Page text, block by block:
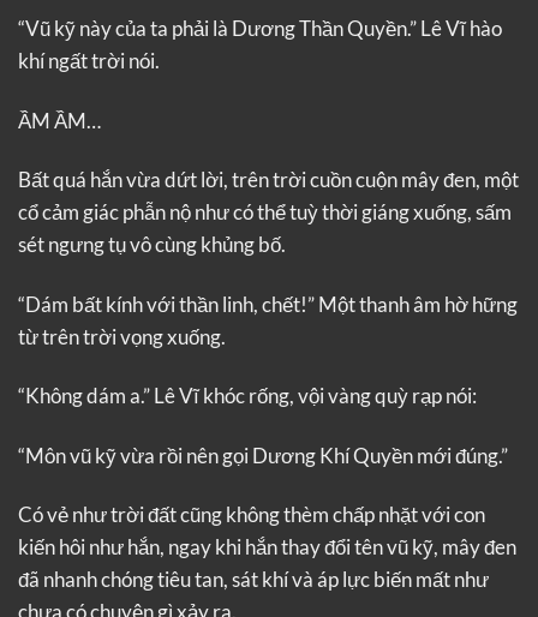
“Vũ kỹ này của ta phải là Dương Thần Quyền.” Lê Vĩ hào
khí ngất trời nói.
ẦM ẦM…
Bất quá hắn vừa dứt lời, trên trời cuồn cuộn mây đen, một
cổ cảm giác phẫn nộ như có thể tuỳ thời giáng xuống, sấm
sét ngưng tụ vô cùng khủng bố.
“Dám bất kính với thần linh, chết!” Một thanh âm hờ hững
từ trên trời vọng xuống.
“Không dám a.” Lê Vĩ khóc rống, vội vàng quỳ rạp nói:
“Môn vũ kỹ vừa rồi nên gọi Dương Khí Quyền mới đúng.”
Có vẻ như trời đất cũng không thèm chấp nhặt với con
kiến hôi như hắn, ngay khi hắn thay đổi tên vũ kỹ, mây đen
đã nhanh chóng tiêu tan, sát khí và áp lực biến mất như
chưa có chuyện gì xảy ra.